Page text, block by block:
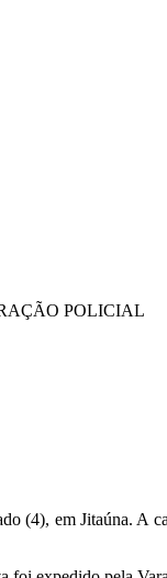
POLICIAL
(4), em Jitaúna. A